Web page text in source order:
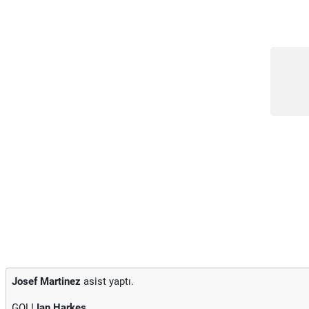
Josef Martinez asist yaptı.